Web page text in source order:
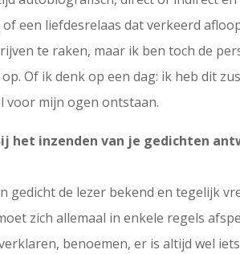
een liefdesrelaas dat verkeerd
te raken, maar ik ben toch de
Of ik denk op een dag: ik heb dit
voor mijn ogen ontstaan.
het inzenden van je gedichten
de lezer bekend en tegelijk
zich allemaal in enkele regels
benoemen, er is altijd wel